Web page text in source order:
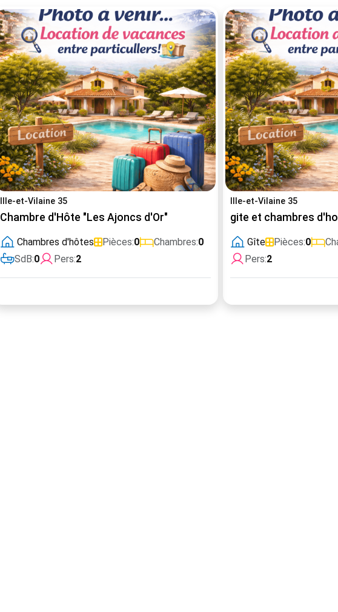
Ille-et-Vilaine 35
Chambre d'Hôte "Les Ajoncs d'Or"
Chambres d'hôtes Pièces:0 Chambres:0
SdB:0 Pers:2
Ille-et-Vilaine 35
gite et chambres
Gîte Pièces:0
Pers:2